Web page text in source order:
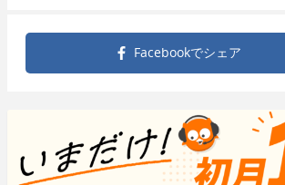
Facebookでシェア